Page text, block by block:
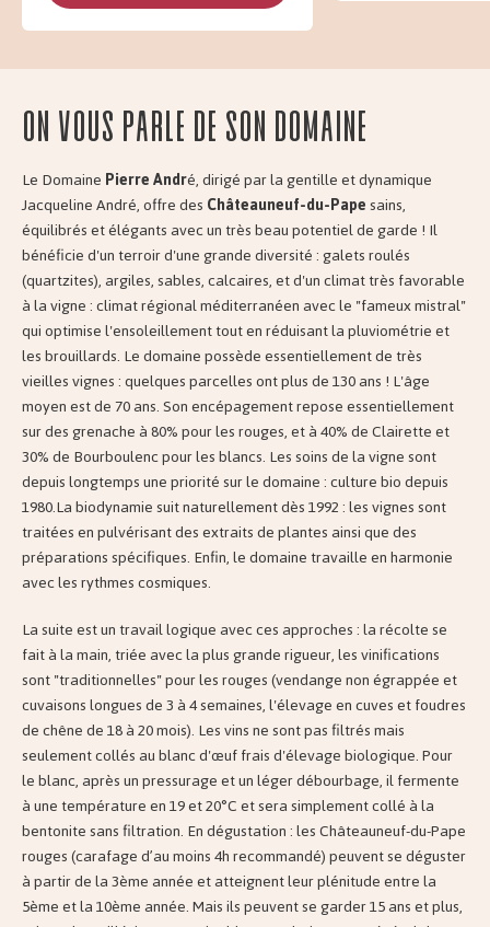
On vous parle de son domaine
Le DomainePierre André, dirigé par la gentille et dynamique
Jacqueline André, offre desChâteauneuf-du-Papesains,
équilibrés et élégants avec un très beau potentiel de garde ! Il
bénéficie d'un terroir d'une grande diversité : galets roulés
(quartzites), argiles, sables, calcaires, et d'un climat très favorable
à la vigne : climat régional méditerranéen avec le "fameux mistral"
qui optimise l'ensoleillement tout en réduisant la pluviométrie et
les brouillards. Le domaine possède essentiellement de très
vieilles vignes : quelques parcelles ont plus de 130 ans ! L'âge
moyen est de 70 ans. Son encépagement repose essentiellement
sur des grenache à 80% pour les rouges, et à 40% de Clairette et
30% de Bourboulenc pour les blancs. Les soins de la vigne sont
depuis longtemps une priorité sur le domaine : culture bio depuis
1980.La biodynamie suit naturellement dès 1992 : les vignes sont
traitées en pulvérisant des extraits de plantes ainsi que des
préparations spécifiques. Enfin, le domaine travaille en harmonie
avec les rythmes cosmiques.
La suite est un travail logique avec ces approches : la récolte se
fait à la main, triée avec la plus grande rigueur, les vinifications
sont "traditionnelles" pour les rouges (vendange non égrappée et
cuvaisons longues de 3 à 4 semaines, l'élevage en cuves et foudres
de chêne de 18 à 20 mois). Les vins ne sont pas filtrés mais
seulement collés au blanc d'œuf frais d'élevage biologique. Pour
le blanc, après un pressurage et un léger débourbage, il fermente
à une température en 19 et 20°C et sera simplement collé à la
bentonite sans filtration. En dégustation : les Châteauneuf-du-Pape
rouges (carafage d’au moins 4h recommandé) peuvent se déguster
à partir de la 3ème année et atteignent leur plénitude entre la
5ème et la 10ème année. Mais ils peuvent se garder 15 ans et plus,